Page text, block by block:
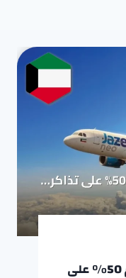
طيران الجزيرة يعلن عن خصم 50% على